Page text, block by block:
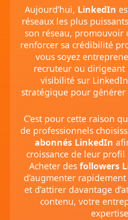
Aujourd’hui, LinkedIn
réseaux les plus
son réseau, promouvoir
renforcer sa crédibilité
vous soyez
recruteur ou dirigeant
visibilité sur
stratégique pour
C’est pour cette raison
de professionnels
abonnés LinkedIn
croissance de leur
Acheter des followers
d’augmenter
et d’attirer davantage
contenu, votre